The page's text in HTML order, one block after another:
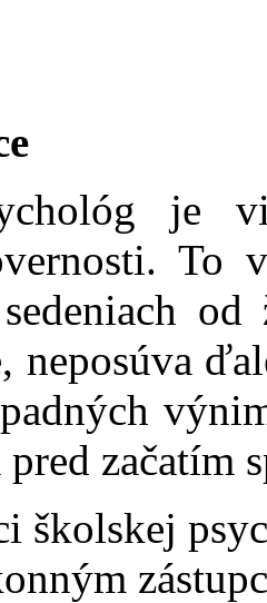
je
To
od
neposúva
začatím
školskej